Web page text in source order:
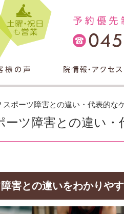
スポーツ障害との違い・代表的な
ツ障害との違い・
害との違いをわかりや